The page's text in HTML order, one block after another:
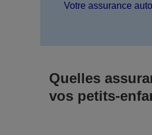
Votre assurance
Quelles
vos petits-